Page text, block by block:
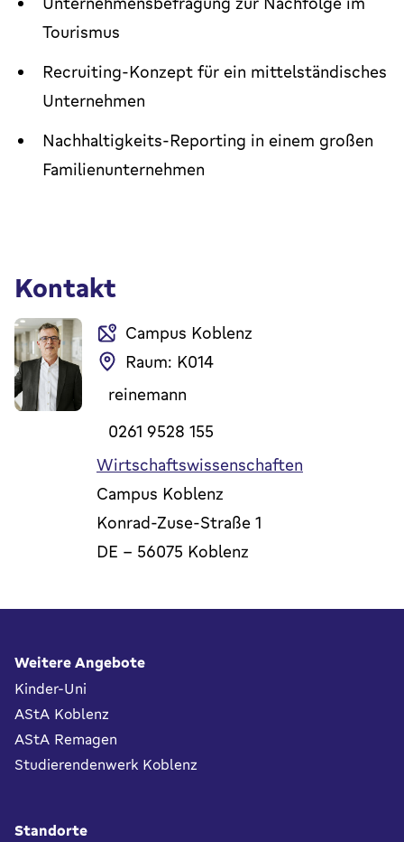
Tourismus
Recruiting-Konzept für ein mittelständisches
Unternehmen
Nachhaltigkeits-Reporting in einem großen
Familienunternehmen
Kontakt
Campus Koblenz
Raum: K014
reinemann
0261 9528 155
Wirtschaftswissenschaften
Campus Koblenz
Konrad-Zuse-Straße 1
DE - 56075 Koblenz
Fußbereich
Weitere Angebote
Kinder-Uni
AStA Koblenz
AStA Remagen
Studierendenwerk Koblenz
Standorte